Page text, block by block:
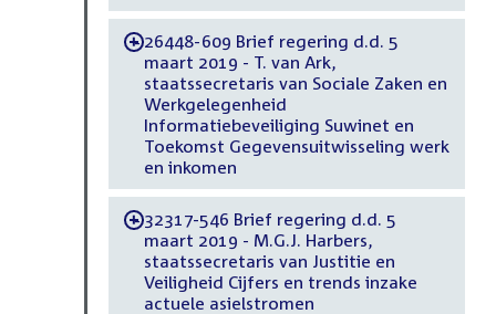
-26448-609 Brief regering d.d. 5
maart 2019 - T. van Ark,
staatssecretaris van Sociale Zaken en
Werkgelegenheid
Informatiebeveiliging Suwinet en
Toekomst Gegevensuitwisseling werk
en inkomen
-32317-546 Brief regering d.d. 5
maart 2019 - M.G.J. Harbers,
staatssecretaris van Justitie en
Veiligheid Cijfers en trends inzake
actuele asielstromen